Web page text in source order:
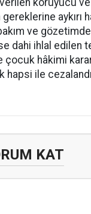
verilen koruyucu
gereklerine aykırı
ve
dahi ihlal edilen
çocuk hâkimi
hapsi ile
KAT